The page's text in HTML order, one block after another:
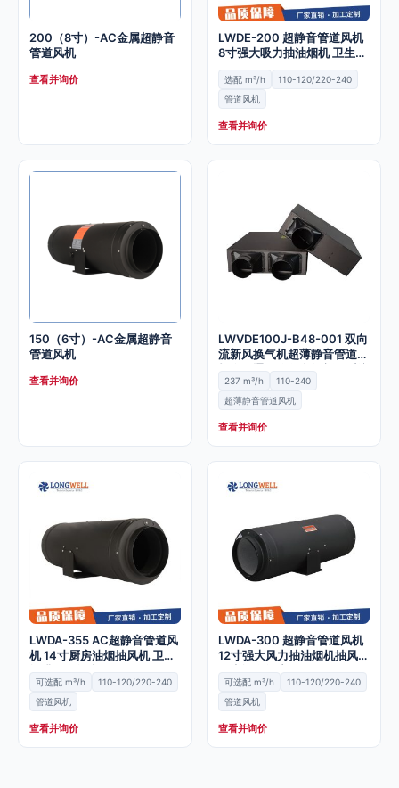
200（8寸）-AC金属超静音
管道风机
查看并询价
LWDE-200 超静音管道风机
8寸强大吸力抽油烟机 卫生间
厨房排风换气扇
选配 m³/h
110-120/220-240
管道风机
查看并询价
150（6寸）-AC金属超静音
管道风机
查看并询价
LWVDE100J-B48-001 双向
流新风换气机超薄静音管道风
机全屋通风净化空气新风系统
237 m³/h
110-240
超薄静音管道风机
查看并询价
LWDA-355 AC超静音管道风
机 14寸厨房油烟抽风机 卫生
间排风换气扇
可选配 m³/h
110-120/220-240
管道风机
查看并询价
LWDA-300 超静音管道风机
12寸强大风力抽油烟机抽风机
卫生间换气扇
可选配 m³/h
110-120/220-240
管道风机
查看并询价